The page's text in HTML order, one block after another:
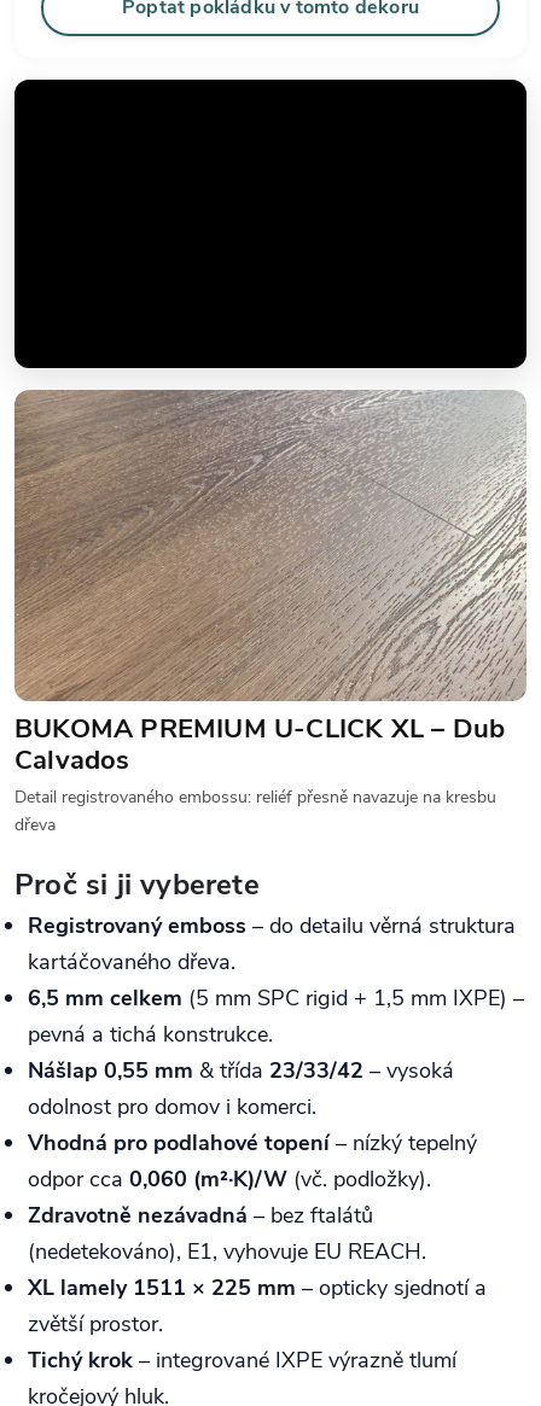
Poptat pokládku v tomto dekoru
BUKOMA PREMIUM U‑CLICK XL – Dub
Calvados
Detail registrovaného embossu: reliéf přesně navazuje na kresbu
dřeva
Proč si ji vyberete
Registrovaný emboss – do detailu věrná struktura
kartáčovaného dřeva.
6,5 mm celkem (5 mm SPC rigid + 1,5 mm IXPE) –
pevná a tichá konstrukce.
Nášlap 0,55 mm & třída 23/33/42 – vysoká
odolnost pro domov i komerci.
Vhodná pro podlahové topení– nízký tepelný
odpor cca 0,060 (m²·K)/W (vč. podložky).
Zdravotně nezávadná – bez ftalátů
(nedetekováno), E1, vyhovuje EU REACH.
XL lamely 1511 × 225 mm – opticky sjednotí a
zvětší prostor.
Tichý krok – integrované IXPE výrazně tlumí
kročejový hluk.